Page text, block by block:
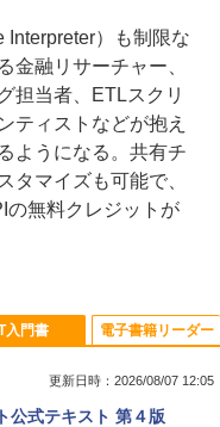
）も制限な
金融リサーチャー、
担当者、ETLスクリ
ティストなどが抱え
ようになる。共有チ
タマイズも可能で、
の無料クレジットが
Neo A18 Proチッ
ド - 800 Robux 【限
入門書
更新日時：2026/08/07 12:05
公式テキスト 第４版
電子書籍リーダー